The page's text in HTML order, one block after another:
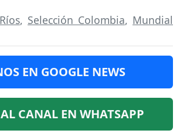
, Selección Colombia, Mundial
EN GOOGLE NEWS
CANAL EN WHATSAPP